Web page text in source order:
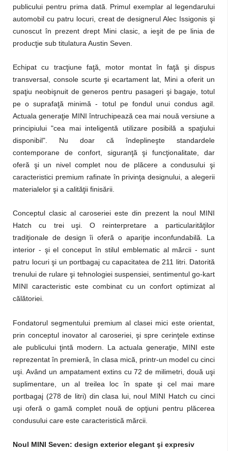
publicului pentru prima dată. Primul exemplar al legendarului
automobil cu patru locuri, creat de designerul Alec Issigonis şi
cunoscut în prezent drept Mini clasic, a ieşit de pe linia de
producţie sub titulatura Austin Seven.
Echipat cu tracţiune faţă, motor montat în faţă şi dispus
transversal, console scurte şi ecartament lat, Mini a oferit un
spaţiu neobişnuit de generos pentru pasageri şi bagaje, totul
pe o suprafaţă minimă - totul pe fondul unui condus agil.
Actuala generaţie MINI întruchipează cea mai nouă versiune a
principiului "cea mai inteligentă utilizare posibilă a spaţiului
disponibil". Nu doar că îndeplineşte standardele
contemporane de confort, siguranţă şi funcţionalitate, dar
oferă şi un nivel complet nou de plăcere a condusului şi
caracteristici premium rafinate în privinţa designului, a alegerii
materialelor şi a calităţii finisării.
Conceptul clasic al caroseriei este din prezent la noul MINI
Hatch cu trei uşi. O reinterpretare a particularităţilor
tradiţionale de design îi oferă o apariţie inconfundabilă. La
interior - şi el conceput în stilul emblematic al mărcii - sunt
patru locuri şi un portbagaj cu capacitatea de 211 litri. Datorită
trenului de rulare şi tehnologiei suspensiei, sentimentul go-kart
MINI caracteristic este combinat cu un confort optimizat al
călătoriei.
Fondatorul segmentului premium al clasei mici este orientat,
prin conceptul inovator al caroseriei, şi spre cerinţele extinse
ale publicului ţintă modern. La actuala generaţie, MINI este
reprezentat în premieră, în clasa mică, printr-un model cu cinci
uşi. Având un ampatament extins cu 72 de milimetri, două uşi
suplimentare, un al treilea loc în spate şi cel mai mare
portbagaj (278 de litri) din clasa lui, noul MINI Hatch cu cinci
uşi oferă o gamă complet nouă de opţiuni pentru plăcerea
condusului care este caracteristică mărcii.
Noul MINI Seven: design exterior elegant şi expresiv